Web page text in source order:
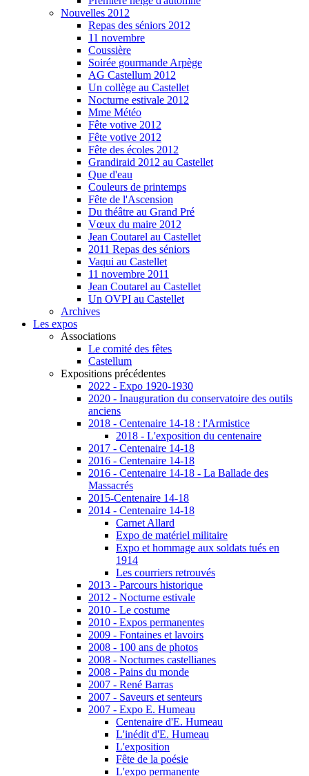
Nouvelles 2012
Repas des séniors 2012
11 novembre
Coussière
Soirée gourmande Arpège
AG Castellum 2012
Un collège au Castellet
Nocturne estivale 2012
Mme Météo
Fête votive 2012
Fête votive 2012
Fête des écoles 2012
Grandiraid 2012 au Castellet
Que d'eau
Couleurs de printemps
Fête de l'Ascension
Du théâtre au Grand Pré
Vœux du maire 2012
Jean Coutarel au Castellet
2011 Repas des séniors
Vaqui au Castellet
11 novembre 2011
Jean Coutarel au Castellet
Un OVPI au Castellet
Archives
Les expos
Associations
Le comité des fêtes
Castellum
Expositions précédentes
2022 - Expo 1920-1930
2020 - Inauguration du conservatoire des outils
anciens
2018 - Centenaire 14-18 : l'Armistice
2018 - L'exposition du centenaire
2017 - Centenaire 14-18
2016 - Centenaire 14-18
2016 - Centenaire 14-18 - La Ballade des
Massacrés
2015-Centenaire 14-18
2014 - Centenaire 14-18
Carnet Allard
Expo de matériel militaire
Expo et hommage aux soldats tués en
1914
Les courriers retrouvés
2013 - Parcours historique
2012 - Nocturne estivale
2010 - Le costume
2010 - Expos permanentes
2009 - Fontaines et lavoirs
2008 - 100 ans de photos
2008 - Nocturnes castellianes
2008 - Pains du monde
2007 - René Barras
2007 - Saveurs et senteurs
2007 - Expo E. Humeau
Centenaire d'E. Humeau
L'inédit d'E. Humeau
L'exposition
Fête de la poésie
L'expo permanente